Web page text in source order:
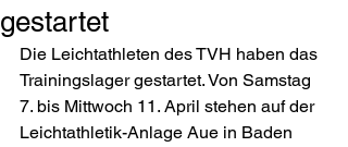
gestartet
Die Leichtathleten des TVH haben das
Trainingslager gestartet. Von Samstag
7. bis Mittwoch 11. April stehen auf der
Leichtathletik-Anlage Aue in Baden